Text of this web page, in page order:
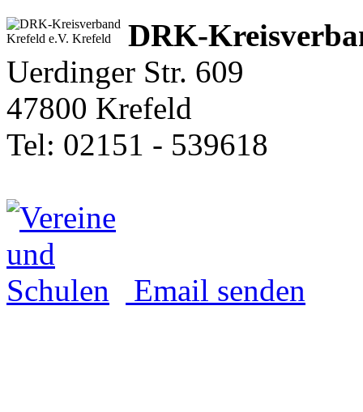
DRK-
Uerdinger Str. 609
47800 Krefeld
Tel: 02151 - 539618
Email senden